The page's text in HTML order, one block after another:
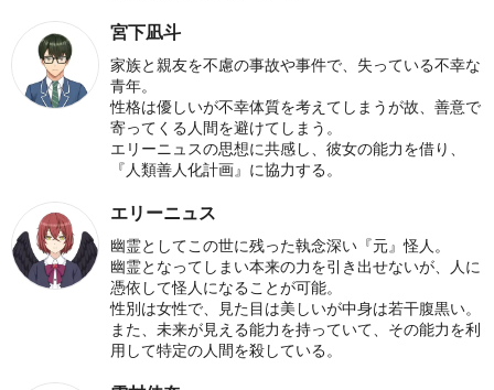
宮下凪斗
家族と親友を不慮の事故や事件で、失っている不幸な
青年。
性格は優しいが不幸体質を考えてしまうが故、善意で
寄ってくる人間を避けてしまう。
エリーニュスの思想に共感し、彼女の能力を借り、
『人類善人化計画』に協力する。
エリーニュス
幽霊としてこの世に残った執念深い『元』怪人。
幽霊となってしまい本来の力を引き出せないが、人に
憑依して怪人になることが可能。
性別は女性で、見た目は美しいが中身は若干腹黒い。
また、未来が見える能力を持っていて、その能力を利
用して特定の人間を殺している。